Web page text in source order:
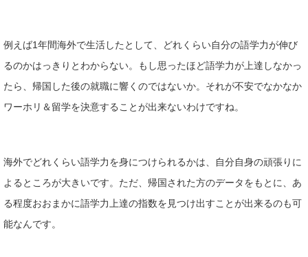
例えば1年間海外で生活したとして、どれくらい自分の語学力が伸び
るのかはっきりとわからない。もし思ったほど語学力が上達しなかっ
たら、帰国した後の就職に響くのではないか。それが不安でなかなか
ワーホリ＆留学を決意することが出来ないわけですね。
海外でどれくらい語学力を身につけられるかは、自分自身の頑張りに
よるところが大きいです。ただ、帰国された方のデータをもとに、あ
る程度おおまかに語学力上達の指数を見つけ出すことが出来るのも可
能なんです。